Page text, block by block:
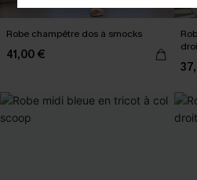
Robe champêtre dos à smocks
41,00 €